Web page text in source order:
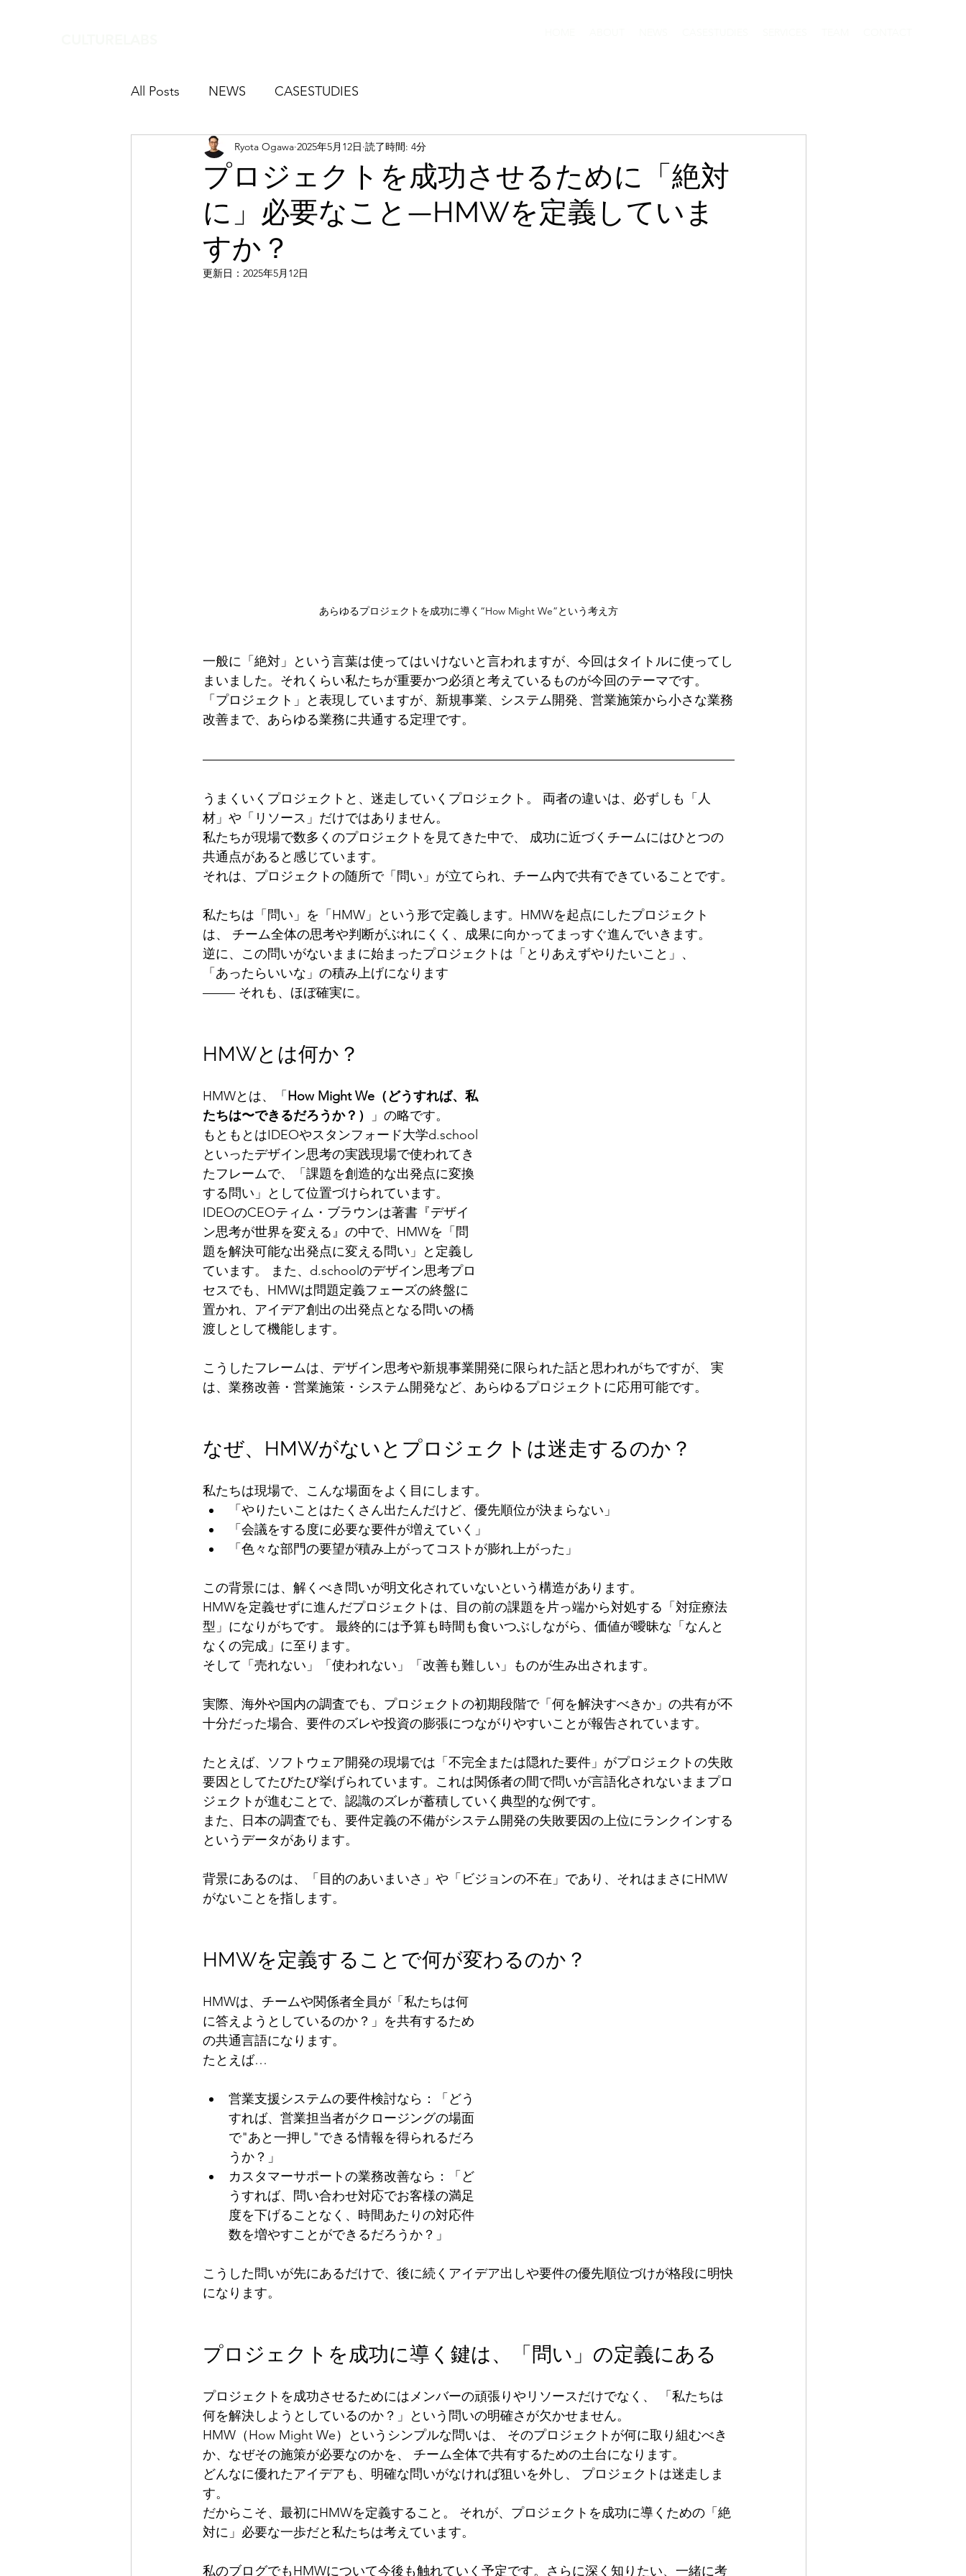
All Posts NEWS CASESTUDIES
プロジェクトを成功させるために「絶対
に」必要なこと—HMWを定義していま
すか？
Ryota Ogawa 2025年5月12日 読了時間: 4分
更新日： 2025年5月12日
あらゆるプロジェクトを成功に導く“How Might We”という考え方
一般に「絶対」という言葉は使ってはいけないと言われますが、今回はタイトルに使ってし
まいました。それくらい私たちが重要かつ必須と考えているものが今回のテーマです。
「プロジェクト」と表現していますが、新規事業、システム開発、営業施策から小さな業務
改善まで、あらゆる業務に共通する定理です。
うまくいくプロジェクトと、迷走していくプロジェクト。 両者の違いは、必ずしも「人
材」や「リソース」だけではありません。
私たちが現場で数多くのプロジェクトを見てきた中で、 成功に近づくチームにはひとつの
共通点があると感じています。
それは、プロジェクトの随所で「問い」が立てられ、チーム内で共有できていることです。
私たちは「問い」を「HMW」という形で定義します。HMWを起点にしたプロジェクト
は、 チーム全体の思考や判断がぶれにくく、成果に向かってまっすぐ進んでいきます。
逆に、この問いがないままに始まったプロジェクトは「とりあえずやりたいこと」、
「あったらいいな」の積み上げになります
—–— それも、ほぼ確実に。
HMWとは何か？
HMWとは、「 How Might We（どうすれば、私
たちは〜できるだろうか？）
」の略です。
もともとはIDEOやスタンフォード大学d.school
といったデザイン思考の実践現場で使われてき
たフレームで、「課題を創造的な出発点に変換
する問い」として位置づけられています。
IDEOのCEOティム・ブラウンは著書『デザイ
ン思考が世界を変える』の中で、HMWを「問
題を解決可能な出発点に変える問い」と定義し
ています。 また、d.schoolのデザイン思考プロ
セスでも、HMWは問題定義フェーズの終盤に
置かれ、アイデア創出の出発点となる問いの橋
渡しとして機能します。
こうしたフレームは、デザイン思考や新規事業開発に限られた話と思われがちですが、 実
は、業務改善・営業施策・システム開発など、あらゆるプロジェクトに応用可能です。
なぜ、HMWがないとプロジェクトは迷走するのか？
私たちは現場で、こんな場面をよく目にします。
「やりたいことはたくさん出たんだけど、優先順位が決まらない」
「会議をする度に必要な要件が増えていく」
「色々な部門の要望が積み上がってコストが膨れ上がった」
この背景には、解くべき問いが明文化されていないという構造があります。
HMWを定義せずに進んだプロジェクトは、目の前の課題を片っ端から対処する「対症療法
型」になりがちです。 最終的には予算も時間も食いつぶしながら、価値が曖昧な「なんと
なくの完成」に至ります。
そして「売れない」「使われない」「改善も難しい」ものが生み出されます。
実際、海外や国内の調査でも、プロジェクトの初期段階で「何を解決すべきか」の共有が不
十分だった場合、要件のズレや投資の膨張につながりやすいことが報告されています。
たとえば、ソフトウェア開発の現場では「不完全または隠れた要件」がプロジェクトの失敗
要因としてたびたび挙げられています。これは関係者の間で問いが言語化されないままプロ
ジェクトが進むことで、認識のズレが蓄積していく典型的な例です。
また、日本の調査でも、要件定義の不備がシステム開発の失敗要因の上位にランクインする
というデータがあります。
背景にあるのは、「目的のあいまいさ」や「ビジョンの不在」であり、それはまさにHMW
がないことを指します。
HMWを定義することで何が変わるのか？
HMWは、チームや関係者全員が「私たちは何
に答えようとしているのか？」を共有するため
の共通言語になります。
たとえば…
営業支援システムの要件検討なら：「どう
すれば、営業担当者がクロージングの場面
で"あと一押し"できる情報を得られるだろ
うか？」
カスタマーサポートの業務改善なら：「ど
うすれば、問い合わせ対応でお客様の満足
度を下げることなく、時間あたりの対応件
数を増やすことができるだろうか？」
こうした問いが先にあるだけで、後に続くアイデア出しや要件の優先順位づけが格段に明快
になります。
プロジェクトを成功に導く鍵は、「問い」の定義にある
プロジェクトを成功させるためにはメンバーの頑張りやリソースだけでなく、 「私たちは
何を解決しようとしているのか？」という問いの明確さが欠かせません。
HMW（How Might We）というシンプルな問いは、 そのプロジェクトが何に取り組むべき
か、なぜその施策が必要なのかを、 チーム全体で共有するための土台になります。
どんなに優れたアイデアも、明確な問いがなければ狙いを外し、 プロジェクトは迷走しま
す。
だからこそ、最初にHMWを定義すること。 それが、プロジェクトを成功に導くための「絶
対に」必要な一歩だと私たちは考えています。
私のブログでもHMWについて今後も触れていく予定です。さらに深く知りたい、一緒に考